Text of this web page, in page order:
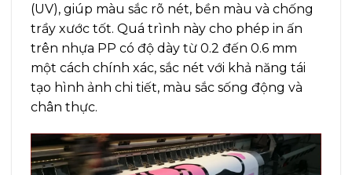
(UV), giúp màu sắc rõ nét, bền màu và chống
trầy xước tốt. Quá trình này cho phép in ấn
trên nhựa PP có độ dày từ 0.2 đến 0.6 mm
một cách chính xác, sắc nét với khả năng tái
tạo hình ảnh chi tiết, màu sắc sống động và
chân thực.